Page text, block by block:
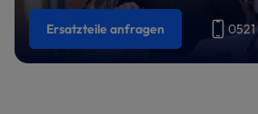
Ersatzteile anfragen